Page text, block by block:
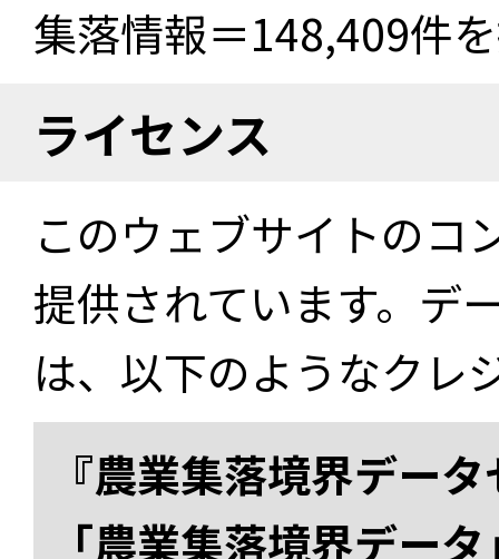
集落情報＝148,409件
ライセンス
このウェブサイトのコ
提供されています。デ
は、以下のようなクレ
『農業集落境界デー
「農業集落境界デー